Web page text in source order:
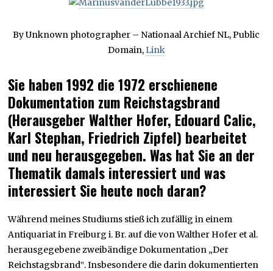
By Unknown photographer – Nationaal Archief NL, Public
Domain, Link
Sie haben 1992 die 1972 erschienene
Dokumentation zum Reichstagsbrand
(Herausgeber Walther Hofer, Edouard Calic,
Karl Stephan, Friedrich Zipfel) bearbeitet
und neu herausgegeben. Was hat Sie an der
Thematik damals interessiert und was
interessiert Sie heute noch daran?
Während meines Studiums stieß ich zufällig in einem
Antiquariat in Freiburg i. Br. auf die von Walther Hofer et al.
herausgegebene zweibändige Dokumentation „Der
Reichstagsbrand‟. Insbesondere die darin dokumentierten